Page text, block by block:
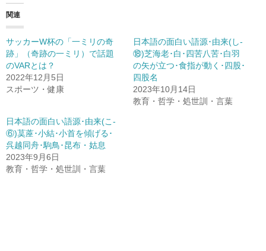
関連
サッカーW杯の「一ミリの奇
跡」（奇跡の一ミリ）で話題
のVARとは？
2022年12月5日
スポーツ・健康
日本語の面白い語源･由来(し-
⑱)芝海老･白･四苦八苦･白羽
の矢が立つ･食指が動く･四股･
四股名
2023年10月14日
教育・哲学・処世訓・言葉
日本語の面白い語源･由来(こ-
⑥)茣蓙･小結･小首を傾げる･
呉越同舟･駒鳥･昆布・姑息
2023年9月6日
教育・哲学・処世訓・言葉